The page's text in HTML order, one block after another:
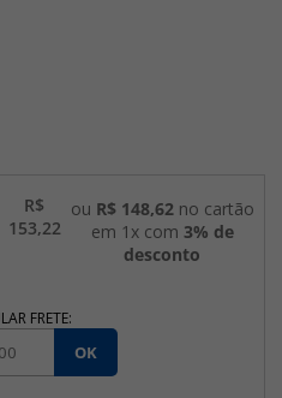
R$
153,22
ou R$ 148,62no cartão
em 1x com 3% de
desconto
FRETE:
OK